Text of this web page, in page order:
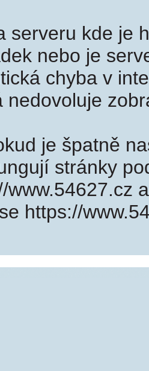
serveru kde je
nebo je
chyba v
nedovoluje
je špatně
stránky
www.54627.cz
https://